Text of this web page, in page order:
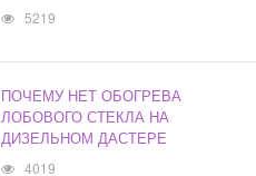
5219
ПОЧЕМУ НЕТ ОБОГРЕВА
ЛОБОВОГО СТЕКЛА НА
ДИЗЕЛЬНОМ ДАСТЕРЕ
4019